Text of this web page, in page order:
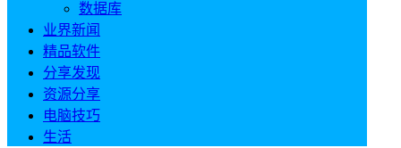
数据库
业界新闻
精品软件
分享发现
资源分享
电脑技巧
生活